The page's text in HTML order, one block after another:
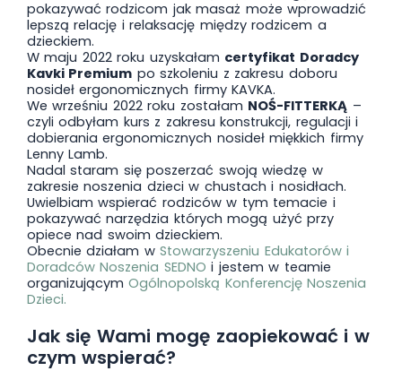
pokazywać rodzicom jak masaż może wprowadzić
lepszą relację i relaksację między rodzicem a
dzieckiem.
W maju 2022 roku uzyskałam certyfikat Doradcy
Kavki Premium po szkoleniu z zakresu doboru
nosideł ergonomicznych firmy KAVKA.
We wrześniu 2022 roku zostałam NOŚ-FITTERKĄ –
czyli odbyłam kurs z zakresu konstrukcji, regulacji i
dobierania ergonomicznych nosideł miękkich firmy
Lenny Lamb.
Nadal staram się poszerzać swoją wiedzę w
zakresie noszenia dzieci w chustach i nosidłach.
Uwielbiam wspierać rodziców w tym temacie i
pokazywać narzędzia których mogą użyć przy
opiece nad swoim dzieckiem.
Obecnie działam wStowarzyszeniu Edukatorów i
Doradców Noszenia SEDNOi jestem w teamie
organizującymOgólnopolską Konferencję Noszenia
Dzieci.
Jak się Wami mogę zaopiekować i w
czym wspierać?